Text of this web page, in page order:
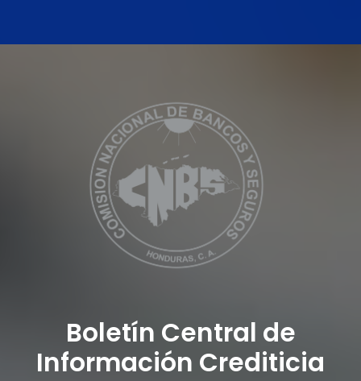
Boletín Central de
Información Crediticia